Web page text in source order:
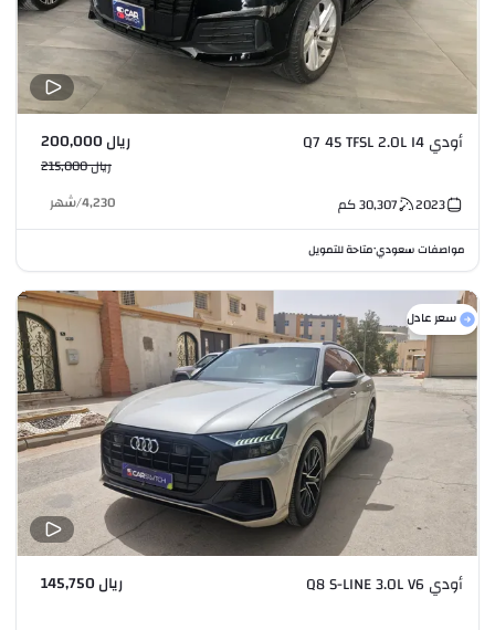
أودي Q7 45 TFSL 2.0L I4 ريال 200,000
ريال 215,000
2023
30,307كم 4,230
/شهر
مواصفات سعودي•متاحة للتمويل
سعر عادل
أودي Q8 S-LINE 3.0L V6 ريال 145,750